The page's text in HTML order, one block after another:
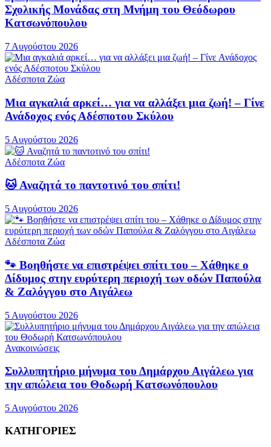
Σχολικής Μονάδας στη Μνήμη του Θεόδωρου
Κατσωνόπουλου
7 Αυγούστου 2026
Αδέσποτα Ζώα
Μια αγκαλιά αρκεί… για να αλλάξει μια ζωή! – Γίνε
Ανάδοχος ενός Αδέσποτου Σκύλου
5 Αυγούστου 2026
Αδέσποτα Ζώα
🐱 Αναζητά το παντοτινό του σπίτι!
5 Αυγούστου 2026
Αδέσποτα Ζώα
🐾 Βοηθήστε να επιστρέψει σπίτι του – Χάθηκε ο
Δίδυμος στην ευρύτερη περιοχή των οδών Παπούλα
& Ζαλόγγου στο Αιγάλεω
5 Αυγούστου 2026
Ανακοινώσεις
Συλλυπητήριο μήνυμα του Δημάρχου Αιγάλεω για
την απώλεια του Θοδωρή Κατσωνόπουλου
5 Αυγούστου 2026
ΚΑΤΗΓΟΡΙΕΣ